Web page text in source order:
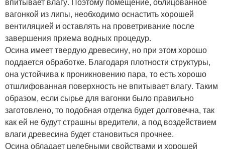
вагонкой из липы, необходимо оснастить хорошей
вентиляцией и оставлять на проветривание после
завершения приема водных процедур.
Осина имеет твердую древесину, но при этом хорошо
поддается обработке. Благодаря плотности структуры,
она устойчива к проникновению пара, то есть хорошо
отшлифованная поверхность не впитывает влагу. Таким
образом, если сырье для вагонки было правильно
заготовлено, то подобная отделка будет долговечна, так
как ей не будут страшны вредители, а под воздействием
влаги древесина будет становиться прочнее.
Осина обладает целебными свойствами и хорошей